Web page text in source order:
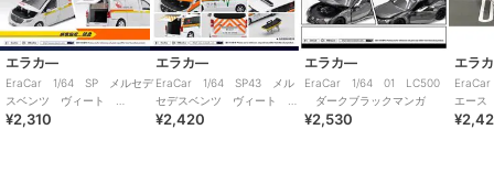
エラカ―
EraCar 1/64 SP メルセデ
スベンツ ヴィート
WILSON LOGISTICS 特注品
¥2,310
エラカ―
EraCar 1/64 SP43 メル
セデスベンツ ヴィート 台
湾救急 阿仙號 ストレッチ
¥2,420
エラカ―
EraCar 1/64 01 LC500
ダークブラックマンガ
¥2,530
エラ
エー
15th